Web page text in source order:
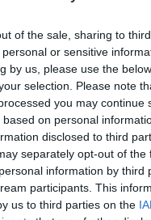
of the sale, sharing to
or sensitive
by us, please use the
selection. Please note
you may continue
on personal
disclosed to third
separately opt-out of the
information by third
participants. This
us to third parties on the
για σίδηρο
σίδηρο καθημερινά;